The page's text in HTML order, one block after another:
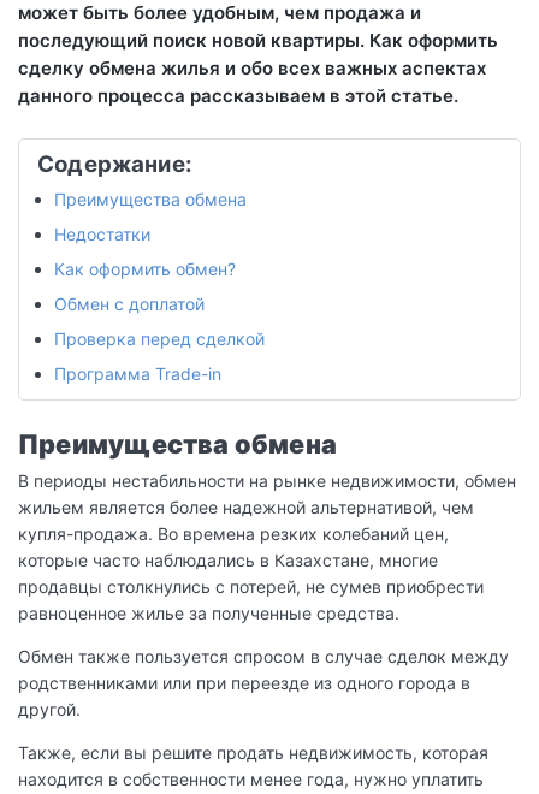
может быть более удобным, чем продажа и
последующий поиск новой квартиры. Как оформить
сделку обмена жилья и обо всех важных аспектах
данного процесса рассказываем в этой статье.
Содержание:
Преимущества обмена
Недостатки
Как оформить обмен?
Обмен с доплатой
Проверка перед сделкой
Программа Trade-in
Преимущества обмена
В периоды нестабильности на рынке недвижимости, обмен
жильем является более надежной альтернативой, чем
купля-продажа. Во времена резких колебаний цен,
которые часто наблюдались в Казахстане, многие
продавцы столкнулись с потерей, не сумев приобрести
равноценное жилье за полученные средства.
Обмен также пользуется спросом в случае сделок между
родственниками или при переезде из одного города в
другой.
Также, если вы решите продать недвижимость, которая
находится в собственности менее года, нужно уплатить